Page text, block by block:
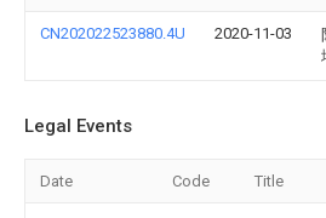
CN202022523880.4U 2020-11-03
Legal Events
Date Code Title